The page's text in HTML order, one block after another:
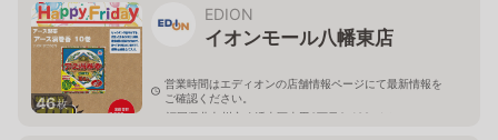
46枚
EDION
イオンモール八幡東店
営業時間はエディオンの店舗情報ページにて最新情報を
ご確認ください。
福岡県北九州市八幡東区東田3丁目2-102 イオンモール